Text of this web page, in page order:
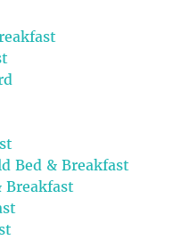
Bed & Breakfast
Breakfast